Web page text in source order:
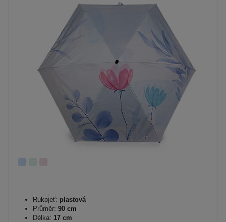
Rukojeť: plastová
Průměr: 90 cm
Délka: 17 cm